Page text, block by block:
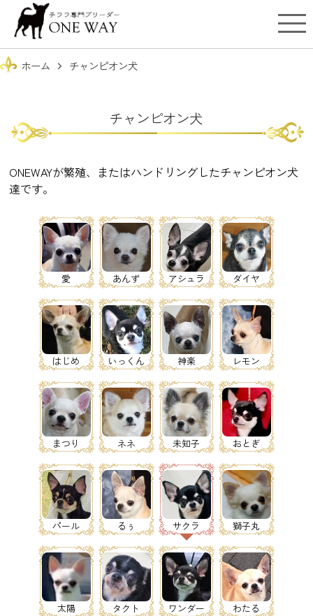
ホーム chevron_right チャンピオン犬
チャンピオン犬
ONEWAYが繁殖、またはハンドリングしたチャンピオン犬
達です。
愛 あんず アシュラ ダイヤ
はじめ いっくん 神楽 レモン
まつり ネネ 未知子 おとぎ
パール るぅ サクラ 獅子丸
太陽 タクト ワンダー わたる